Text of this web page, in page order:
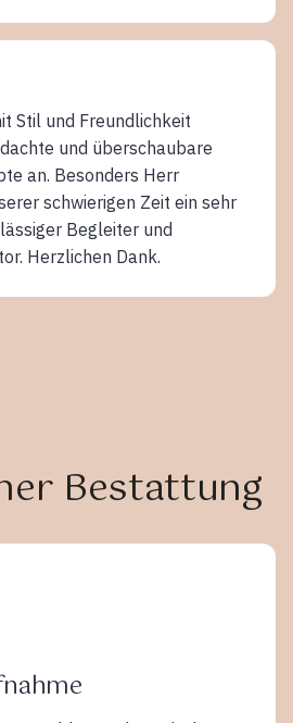
Stil und Freundlichkeit
und überschaubare
an. Besonders Herr
schwierigen Zeit ein sehr
Begleiter und
Herzlichen Dank.
Bestattung